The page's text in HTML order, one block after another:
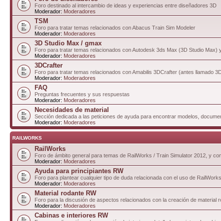
Foro destinado al intercambio de ideas y experiencias entre diseñadores 3D
Moderador: Moderadores
TSM
Foro para tratar temas relacionados con Abacus Train Sim Modeler
Moderador: Moderadores
3D Studio Max / gmax
Foro para tratar temas relacionados con Autodesk 3ds Max (3D Studio Max)
Moderador: Moderadores
3DCrafter
Foro para tratar temas relacionados con Amabilis 3DCrafter (antes llamado
Moderador: Moderadores
FAQ
Preguntas frecuentes y sus respuestas
Moderador: Moderadores
Necesidades de material
Sección dedicada a las peticiones de ayuda para encontrar modelos,
Moderador: Moderadores
RAILWORKS
RailWorks
Foro de ámbito general para temas de RailWorks / Train Simulator 2012, y
Moderador: Moderadores
Ayuda para principiantes RW
Foro para plantear cualquier tipo de duda relacionada con el uso de
Moderador: Moderadores
Material rodante RW
Foro para la discusión de aspectos relacionados con la creación de material
Moderador: Moderadores
Cabinas e interiores RW